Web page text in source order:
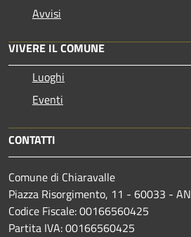
Avvisi
VIVERE IL COMUNE
Luoghi
Eventi
CONTATTI
Comune di Chiaravalle
Piazza Risorgimento, 11 - 60033 - AN
Codice Fiscale: 00166560425
Partita IVA: 00166560425